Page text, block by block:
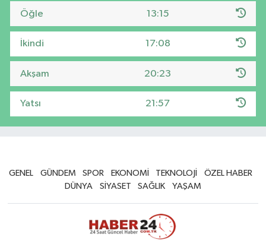
Öğle 13:15
İkindi 17:08
Akşam 20:23
Yatsı 21:57
GENEL GÜNDEM SPOR EKONOMİ TEKNOLOJİ
ÖZEL HABER
DÜNYA
SİYASET SAĞLIK YAŞAM